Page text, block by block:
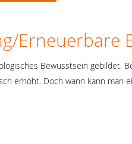
Erneuerbare
Bewusstsein gebildet.
erhöht. Doch wann kann man